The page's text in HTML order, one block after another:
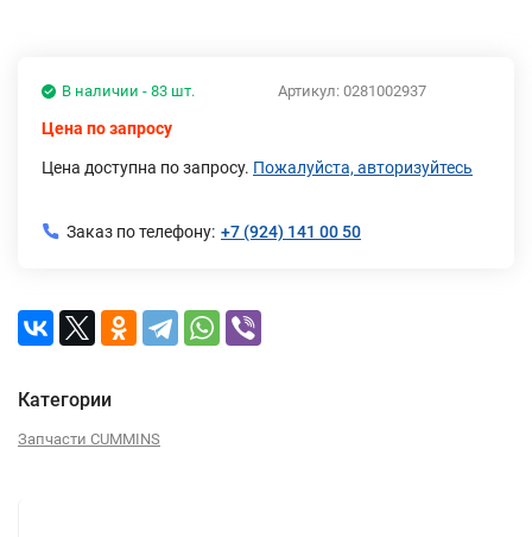
Артикул: 0281002937
В наличии - 83 шт.
Цена по запросу
Цена доступна по запросу. Пожалуйста, авторизуйтесь
Заказ по телефону: +7 (924) 141 00 50
Категории
Запчасти CUMMINS